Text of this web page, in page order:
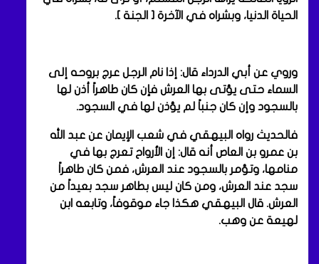
الحياة الدنيا، وبشراه في الآخرة [ الجنة ].
وروي عن أبي الدرداء قال: إذا نام الرجل عرج بروحه إلى
السماء حتى يؤتى بها العرش فإن كان طاهراً أذن لها
بالسجود وإن كان جنباً لم يؤذن لها في السجود.
فالحديث رواه البيهقي في شعب الإيمان عن عبد الله
بن عمرو بن العاص أنه قال: إن الأرواح تعرج بها في
منامها، وتؤمر بالسجود عند العرش، فمن كان طاهراً
سجد عند العرش، ومن كان ليس بطاهر سجد بعيداً من
العرش. قال البيهقي هكذا جاء موقوفاً، وتابعه ابن
لهيعة عن وهب.